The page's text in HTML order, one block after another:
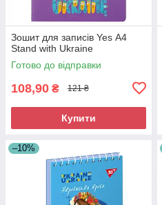
Зошит для записів Yes А4
Stand with Ukraine
Готово до відправки
108,90 ₴ 121 ₴
Купити
–10%